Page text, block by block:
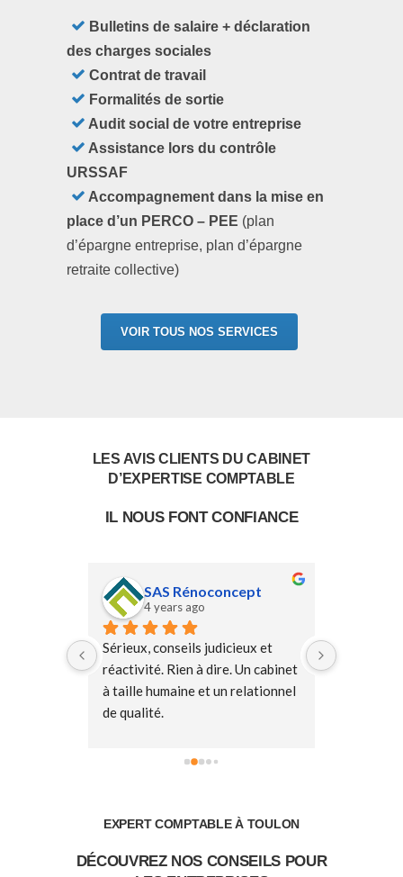
Bulletins de salaire + déclaration
des charges sociales
Contrat de travail
Formalités de sortie
Audit social de votre entreprise
Assistance lors du contrôle
URSSAF
Accompagnement dans la mise en
place d’un PERCO – PEE (plan
d’épargne entreprise, plan d’épargne
retraite collective)
VOIR TOUS NOS SERVICES
LES AVIS CLIENTS DU CABINET
D’EXPERTISE COMPTABLE
IL NOUS FONT CONFIANCE
SAS Rénoconcept
4 years ago
Sérieux, conseils judicieux et
réactivité. Rien à dire. Un cabinet
à taille humaine et un relationnel
de qualité.
EXPERT COMPTABLE À TOULON
DÉCOUVREZ NOS CONSEILS POUR